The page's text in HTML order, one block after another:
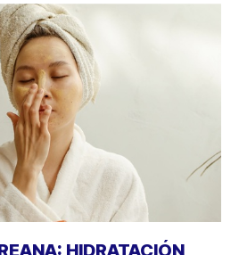
HIDRATACIÓN,